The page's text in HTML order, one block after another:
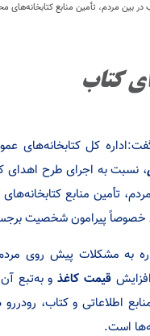
بین مردم، تأمین منابع کتابخانه‌های
کتاب
کل کتابخانه‌های
، نسبت به اجرای طرح اهدای
تأمین منابع کتابخانه‌های
خصوصاً پیرامون شخصیت
به مشکلات پیش روی
قیمت کاغذو به‌تبع
اطلاعاتی و کتاب،
است.